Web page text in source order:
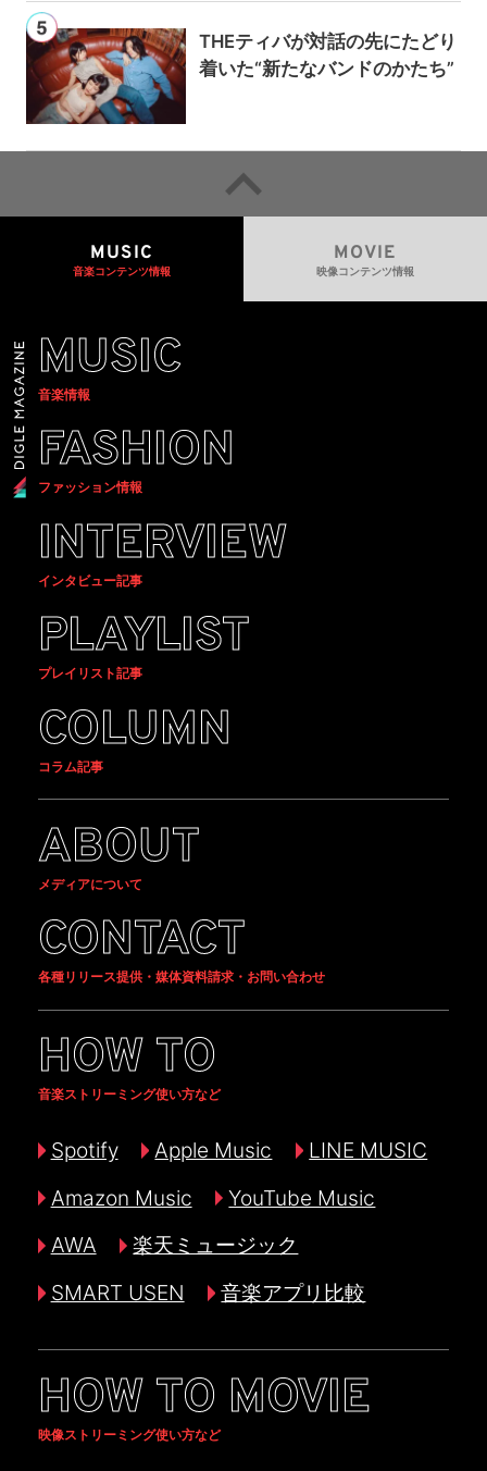
THEティバが対話の先にたどり
着いた“新たなバンドのかたち”
MUSIC
音楽コンテンツ情報
MOVIE
映像コンテンツ情報
MUSIC
音楽情報
FASHION
ファッション情報
INTERVIEW
インタビュー記事
PLAYLIST
プレイリスト記事
COLUMN
コラム記事
ABOUT
メディアについて
CONTACT
各種リリース提供・媒体資料請求・お問い合わせ
HOW TO
音楽ストリーミング使い方など
Spotify Apple Music
LINE MUSIC
Amazon Music
YouTube Music
AWA
楽天ミュージック
SMART USEN
音楽アプリ比較
HOW TO MOVIE
映像ストリーミング使い方など